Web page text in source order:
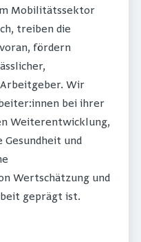
Mobilitätssektor
treiben die
fördern
Wir
bei ihrer
Weiterentwicklung,
und
Wertschätzung und
geprägt ist.